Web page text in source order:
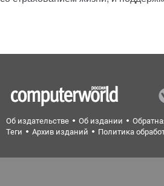
Об издательстве Об издании
Теги
Архив изданий Политика